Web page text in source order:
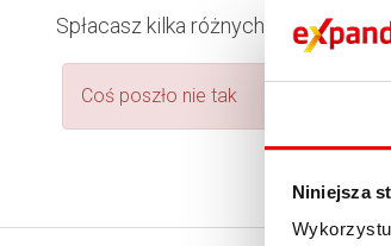
Niniejsza
Spłacasz kilka różnych
Coś poszło nie tak